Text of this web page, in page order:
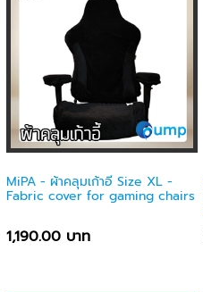
MiPA - ผ้าคลุมเก้าอี้ Size XL -
Fabric cover for gaming chairs
1,190.00 บาท